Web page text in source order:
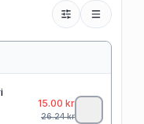
15.00 kr
26.24kr